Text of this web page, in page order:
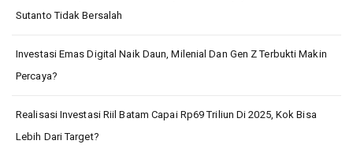
Sutanto Tidak Bersalah
Investasi Emas Digital Naik Daun, Milenial Dan Gen Z Terbukti Makin
Percaya?
Realisasi Investasi Riil Batam Capai Rp69 Triliun Di 2025, Kok Bisa
Lebih Dari Target?